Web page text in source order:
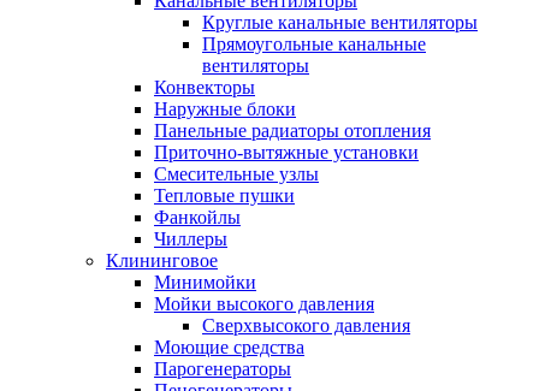
Круглые канальные вентиляторы
Прямоугольные канальные
вентиляторы
Конвекторы
Наружные блоки
Панельные радиаторы отопления
Приточно-вытяжные установки
Смесительные узлы
Тепловые пушки
Фанкойлы
Чиллеры
Клининговое
Минимойки
Мойки высокого давления
Сверхвысокого давления
Моющие средства
Парогенераторы